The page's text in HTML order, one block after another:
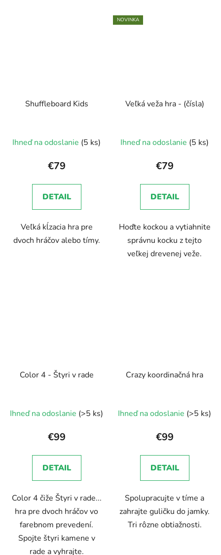
Shuffleboard Kids
Ihneď na odoslanie (5 ks)
€79
DETAIL
Veľká kĺzacia hra pre
dvoch hráčov alebo tímy.
NOVINKA
Veľká veža hra - (čísla)
Ihneď na odoslanie (5 ks)
€79
DETAIL
Hoďte kockou a vytiahnite
správnu kocku z tejto
veľkej drevenej veže.
Color 4 - Štyri v rade
Ihneď na odoslanie (>5 ks)
€99
DETAIL
Color 4 čiže Štyri v rade...
hra pre dvoch hráčov vo
farebnom prevedení.
Spojte štyri kamene v
rade a vyhrajte.
Crazy koordinačná hra
hodnotenie
produktu
5,0
z
hviezdičiek.
Ihneď na odoslanie (>5 ks)
€99
DETAIL
Spolupracujte v tíme a
zahrajte guličku do jamky.
Tri rôzne obtiažnosti.